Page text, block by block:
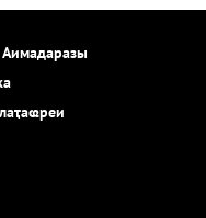
Аимадаразы